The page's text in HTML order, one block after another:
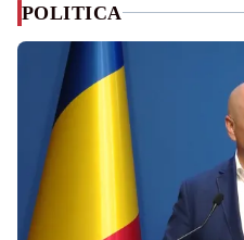
POLITICA